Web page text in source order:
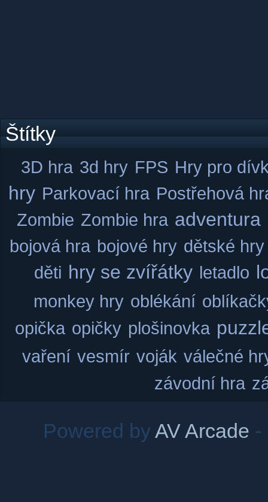
Štítky
3D hra 3d hry FPS Hry pro
hry Parkovací hra Postřehová
Zombie Zombie hra adventura
bojová hra bojové hry dětské hry
děti hry se zvířátky letadlo
monkey hry oblékání
opička opičky plošinovka
vaření vesmír voják válečné
závodní hra
Powered byAV Arcade -